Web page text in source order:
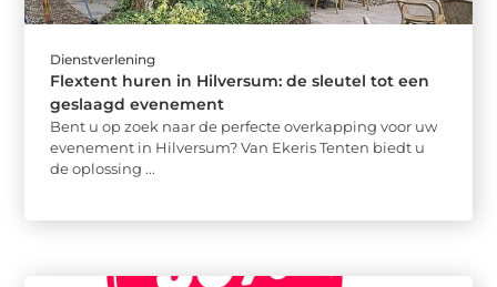
Dienstverlening
Flextent huren in Hilversum: de sleutel tot een
geslaagd evenement
Bent u op zoek naar de perfecte overkapping voor uw
evenement in Hilversum? Van Ekeris Tenten biedt u
de oplossing ...